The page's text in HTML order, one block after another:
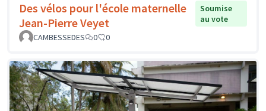
Des vélos pour l'école maternelle
Jean-Pierre Veyet
Soumise
au vote
CAMBESSEDES
0 0